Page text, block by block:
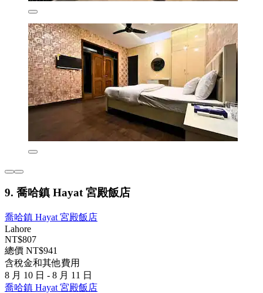
9. 喬哈鎮 Hayat 宮殿飯店
喬哈鎮 Hayat 宮殿飯店
Lahore
NT$807
總價 NT$941
含稅金和其他費用
8 月 10 日 - 8 月 11 日
喬哈鎮 Hayat 宮殿飯店